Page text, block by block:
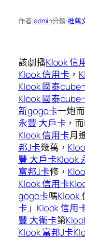
作者:admin分類:推薦
該劇播Klook 信
Klook 信用卡 ，
Klook 國泰cube
Klook 國泰cube
新gogo卡一炮而
永豐 大戶卡 ，而
Klook 信用卡月
邦J卡幾萬，
豐 大戶卡Klook
富邦J卡修，
Klook 信用卡
gogo卡嗎Klook
卡 」 Klook 信用
豐 大衛卡第
Klook 富邦J卡